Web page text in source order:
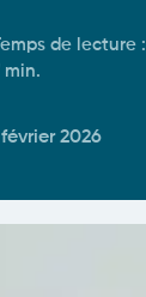
de lecture :
min.
2026